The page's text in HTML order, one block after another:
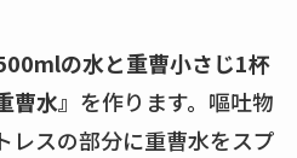
の水と重曹小さじ1杯
水』 を作ります。嘔吐物
レスの部分に重曹水をスプ